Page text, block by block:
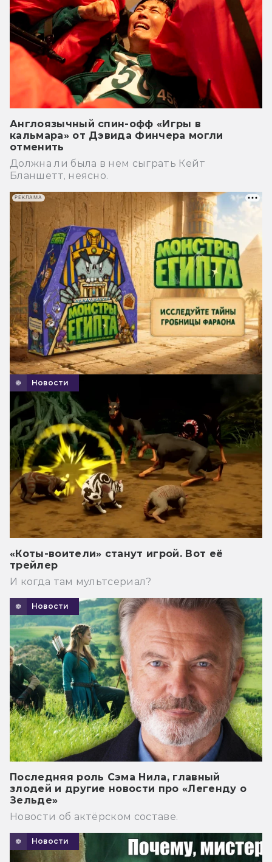
Англоязычный спин-офф «Игры в
кальмара» от Дэвида Финчера могли
отменить
Должна ли была в нем сыграть Кейт
Бланшетт, неясно.
Новости
«Коты-воители» станут игрой. Вот её
трейлер
И когда там мультсериал?
Новости
Последняя роль Сэма Нила, главный
злодей и другие новости про «Легенду о
Зельде»
Новости об актёрском составе.
Новости
РЕКЛАМА